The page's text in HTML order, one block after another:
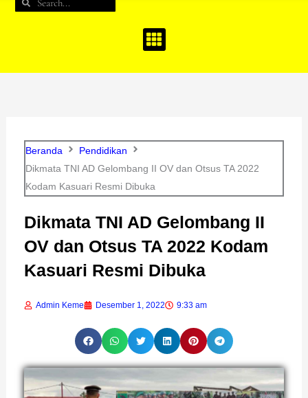
Beranda
Pendidikan
Dikmata TNI AD Gelombang II OV dan Otsus TA 2022
Kodam Kasuari Resmi Dibuka
Dikmata TNI AD Gelombang II
OV dan Otsus TA 2022 Kodam
Kasuari Resmi Dibuka
Admin Keme Desember 1, 2022 9:33 am